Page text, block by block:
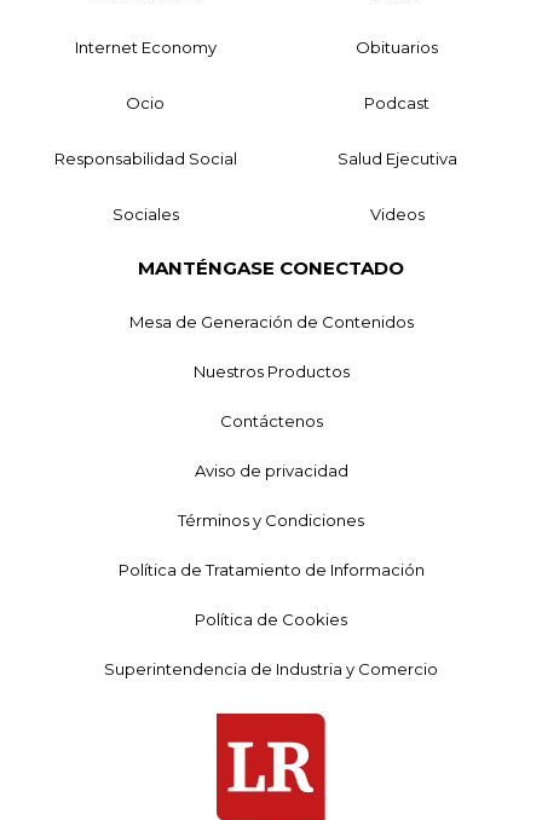
Internet Economy Obituarios
Ocio Podcast
Responsabilidad Social Salud Ejecutiva
Sociales Videos
MANTÉNGASE CONECTADO
Mesa de Generación de Contenidos
Nuestros Productos
Contáctenos
Aviso de privacidad
Términos y Condiciones
Política de Tratamiento de Información
Política de Cookies
Superintendencia de Industria y Comercio